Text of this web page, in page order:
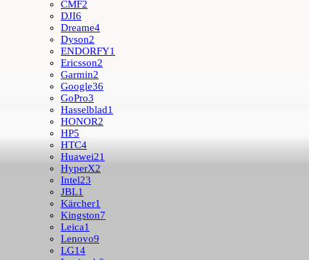
CMF2
DJI6
Dreame4
Dyson2
ENDORFY1
Ericsson2
Garmin2
Google36
GoPro3
Hasselblad1
HONOR2
HP5
HTC4
Huawei21
HyperX2
Intel23
JBL1
Kärcher1
Kingston7
Leica1
Lenovo9
LG14